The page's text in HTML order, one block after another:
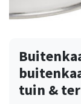
tuin &